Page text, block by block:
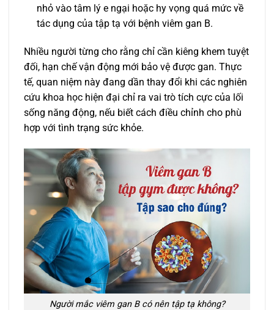
nhỏ vào tâm lý e ngại hoặc hy vọng quá mức về
tác dụng của tập tạ với bệnh viêm gan B.
Nhiều người từng cho rằng chỉ cần kiêng khem tuyệt
đối, hạn chế vận động mới bảo vệ được gan. Thực
tế, quan niệm này đang dần thay đổi khi các nghiên
cứu khoa học hiện đại chỉ ra vai trò tích cực của lối
sống năng động, nếu biết cách điều chỉnh cho phù
hợp với tình trạng sức khỏe.
Người mắc viêm gan B có nên tập tạ không?